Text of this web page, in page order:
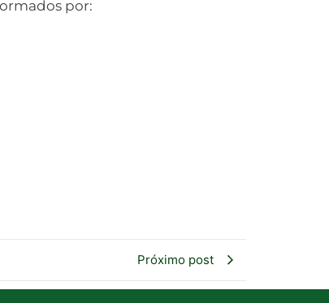
por:
Próximo post